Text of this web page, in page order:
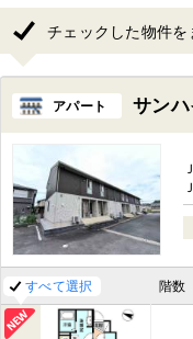
チェックした物件を
アパート サン
すべて選択 階数